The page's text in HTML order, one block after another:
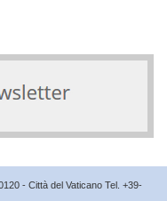
- Città del Vaticano Tel. +39-